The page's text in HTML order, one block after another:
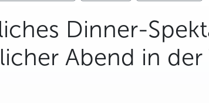
Dinner-
Abend in der